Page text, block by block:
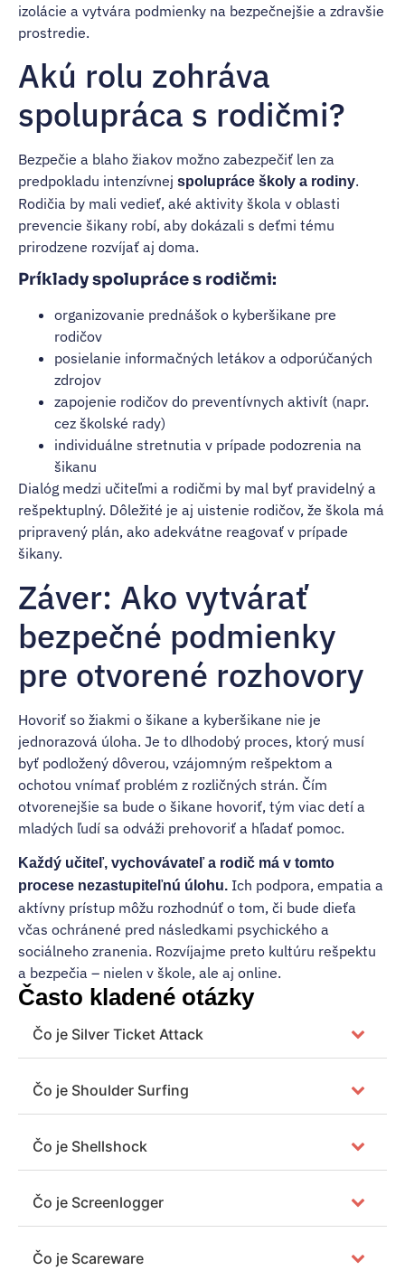
izolácie a vytvára podmienky na bezpečnejšie a zdravšie
prostredie.
Akú rolu zohráva
spolupráca s rodičmi?
Bezpečie a blaho žiakov možno zabezpečiť len za
predpokladu intenzívnej spolupráce školy a rodiny.
Rodičia by mali vedieť, aké aktivity škola v oblasti
prevencie šikany robí, aby dokázali s deťmi tému
prirodzene rozvíjať aj doma.
Príklady spolupráce s rodičmi:
organizovanie prednášok o kyberšikane pre
rodičov
posielanie informačných letákov a odporúčaných
zdrojov
zapojenie rodičov do preventívnych aktivít (napr.
cez školské rady)
individuálne stretnutia v prípade podozrenia na
šikanu
Dialóg medzi učiteľmi a rodičmi by mal byť pravidelný a
rešpektuplný. Dôležité je aj uistenie rodičov, že škola má
pripravený plán, ako adekvátne reagovať v prípade
šikany.
Záver: Ako vytvárať
bezpečné podmienky
pre otvorené rozhovory
Hovoriť so žiakmi o šikane a kyberšikane nie je
jednorazová úloha. Je to dlhodobý proces, ktorý musí
byť podložený dôverou, vzájomným rešpektom a
ochotou vnímať problém z rozličných strán. Čím
otvorenejšie sa bude o šikane hovoriť, tým viac detí a
mladých ľudí sa odváži prehovoriť a hľadať pomoc.
Každý učiteľ, vychovávateľ a rodič má v tomto
procese nezastupiteľnú úlohu. Ich podpora, empatia a
aktívny prístup môžu rozhodnúť o tom, či bude dieťa
včas ochránené pred následkami psychického a
sociálneho zranenia. Rozvíjajme preto kultúru rešpektu
a bezpečia – nielen v škole, ale aj online.
Často kladené otázky
Čo je Silver Ticket Attack
Čo je Shoulder Surfing
Čo je Shellshock
Čo je Screenlogger
Čo je Scareware